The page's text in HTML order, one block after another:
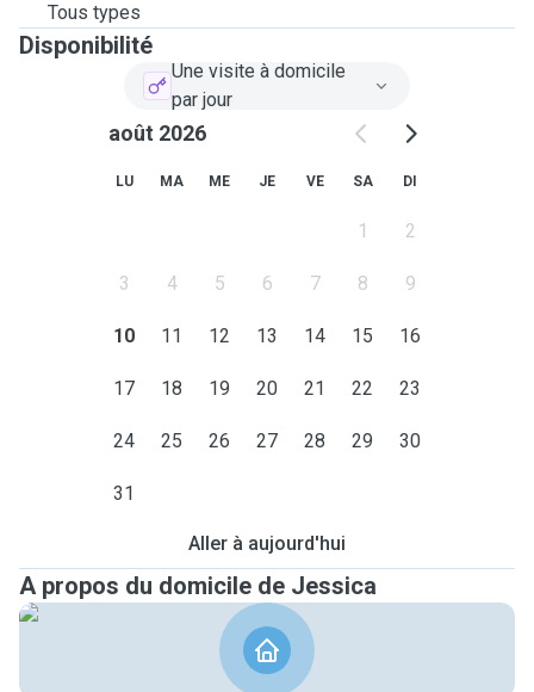
Tous types
Disponibilité
Une visite à domicile
par jour
août 2026
LU MA ME JE VE SA DI
1 2
3 4 5 6 7 8 9
10 11 12 13 14 15 16
17 18 19 20 21 22 23
24 25 26 27 28 29 30
31
Aller à aujourd'hui
A propos du domicile de Jessica